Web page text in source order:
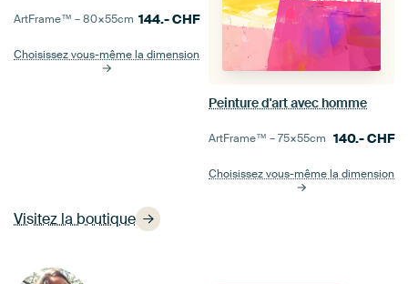
Visitez la boutique
ArtFrame™ –80×55cm 144.-CHF
Choisissez vous-même la dimension
Peinture d'art avec homme
ArtFrame™ –75×55cm 140.-CHF
Choisissez vous-même la dimension